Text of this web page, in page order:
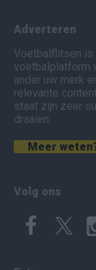
Adverteren
Voetbalflitsen
voetbalplatform
ander uw merk
relevante
staat zijn zeer
draaien.
Meer
Volg ons